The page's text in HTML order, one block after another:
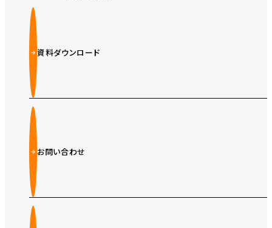
資料ダウンロード
お問い合わせ